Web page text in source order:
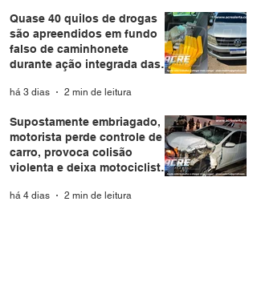
Quase 40 quilos de drogas
são apreendidos em fundo
falso de caminhonete
durante ação integrada das
Branco
há 3 dias 2 min de leitura
Supostamente embriagado,
motorista perde controle de
carro, provoca colisão
violenta e deixa motociclista
Branco
há 4 dias 2 min de leitura